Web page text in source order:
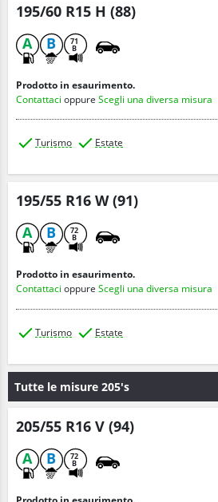
195/60 R15 H (88)
A
B 71
B
Prodotto in esaurimento.
Contattaci oppure Scegli una diversa misura
Turismo Estate
195/55 R16 W (91)
A
B 72
B
Prodotto in esaurimento.
Contattaci oppure Scegli una diversa misura
Turismo Estate
Tutte le misure 205's
205/55 R16 V (94)
A
B 72
B